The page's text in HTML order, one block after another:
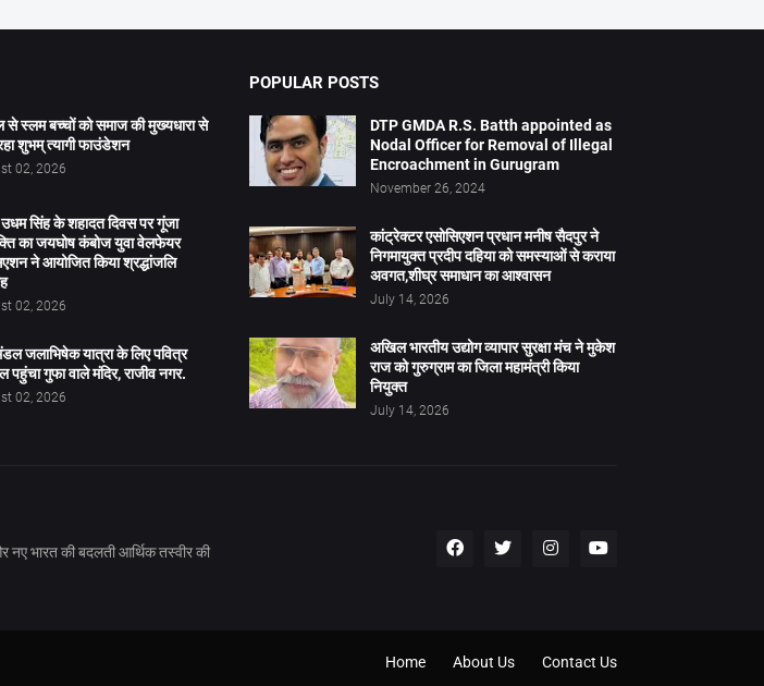
से स्लम बच्चों को समाज की मुख्यधारा से
शुभम् त्यागी फाउंडेशन
02, 2026
सिंह के शहादत दिवस पर गूंजा
का जयघोष कंबोज युवा वेलफेयर
ने आयोजित किया श्रद्धांजलि
02, 2026
जलाभिषेक यात्रा के लिए पवित्र
पहुंचा गुफा वाले मंदिर, राजीव नगर.
02, 2026
POPULAR POSTS
DTP GMDA R.S. Batth appointed as
Nodal Officer for Removal of Illegal
Encroachment in Gurugram
November 26, 2024
कांट्रेक्टर एसोसिएशन प्रधान मनीष सैदपुर ने
निगमायुक्त प्रदीप दहिया को समस्याओं से कराया
अवगत,शीघ्र समाधान का आश्वासन
July 14, 2026
अखिल भारतीय उद्योग व्यापार सुरक्षा मंच ने मुकेश
राज को गुरुग्राम का जिला महामंत्री किया
नियुक्त
July 14, 2026
भारत की बदलती आर्थिक तस्वीर की
Home About Us Contact Us